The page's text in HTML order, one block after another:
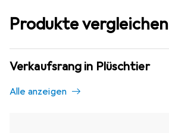
Produkte vergleichen
Verkaufsrang in Plüschtier
Alle anzeigen